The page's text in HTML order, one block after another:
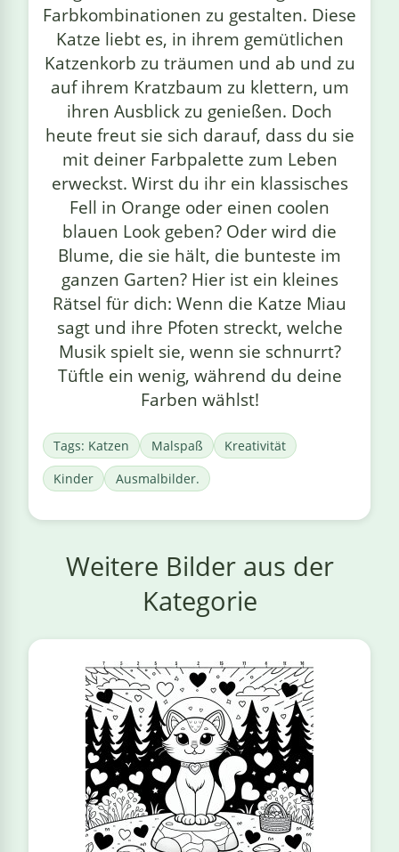
Farbkombinationen zu gestalten. Diese
Katze liebt es, in ihrem gemütlichen
Katzenkorb zu träumen und ab und zu
auf ihrem Kratzbaum zu klettern, um
ihren Ausblick zu genießen. Doch
heute freut sie sich darauf, dass du sie
mit deiner Farbpalette zum Leben
erweckst. Wirst du ihr ein klassisches
Fell in Orange oder einen coolen
blauen Look geben? Oder wird die
Blume, die sie hält, die bunteste im
ganzen Garten? Hier ist ein kleines
Rätsel für dich: Wenn die Katze Miau
sagt und ihre Pfoten streckt, welche
Musik spielt sie, wenn sie schnurrt?
Tüftle ein wenig, während du deine
Farben wählst!
Tags: Katzen Malspaß
Kreativität
Kinder
Ausmalbilder.
Weitere Bilder aus der
Kategorie